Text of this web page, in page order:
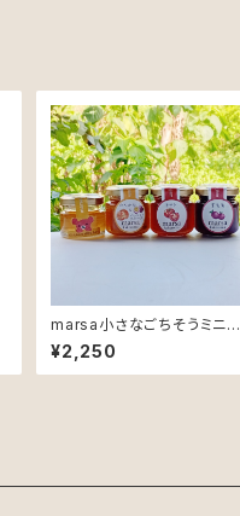
marsa小さなごちそうミニジ
ャムとはちみつセット
¥2,250